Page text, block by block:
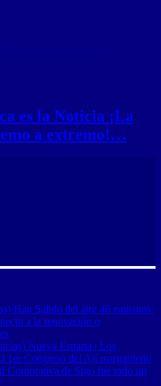
es la Noticia ¡La
a extremo!…
Han Salido del aire 46 emisoras:
a la renovación o
Nueva Esparta | Los
1er Congreso del Ají margariteño
Corporativa de Sigo fue todo un